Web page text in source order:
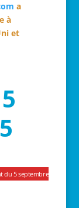
a
à
et
du 5 septembre